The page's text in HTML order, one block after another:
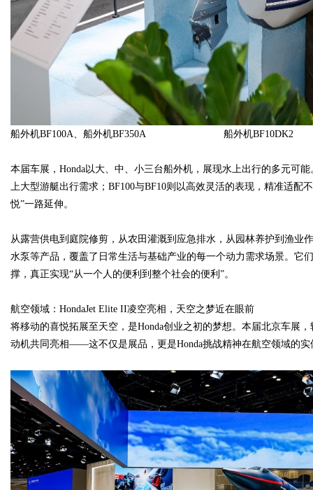
船外机BF100A、船外机BF350A 船外机BF10DK2
本届车展，Honda以大、中、小三台船外机，展现水上出行的多元可
上大型游艇出行需求；BF100与BF10则以高效灵活的表现，精准适配
悦”一路延伸。
从露营供电到庭院修剪，从农田灌溉到应急排水，从园林养护到渔
水泵等产品，覆盖了日常生活与基础产业的每一个动力需求场景。它
撑，真正实现“从一个人的便利到整个社会的便利”。
航空领域：HondaJet Elite II凌空亮相，天空之梦近在眼前
将移动的喜悦拓展至天空，是Honda创业之初的梦想。本届北京车展
动机共同亮相——这不仅是展品，更是Honda挑战精神在航空领域的实